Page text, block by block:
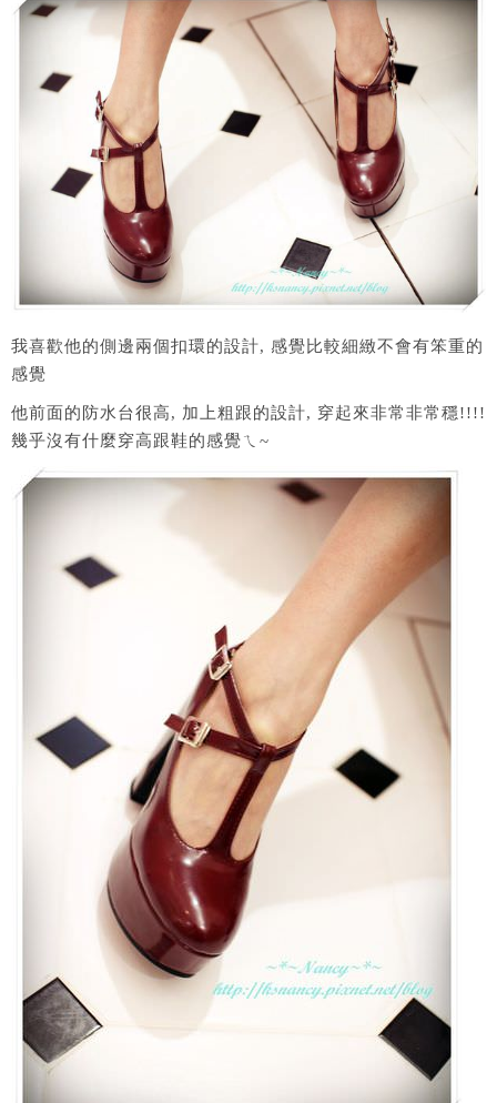
我喜歡他的側邊兩個扣環的設計, 感覺比較細緻不會有笨重的
感覺
他前面的防水台很高, 加上粗跟的設計, 穿起來非常非常穩!!!!
幾乎沒有什麼穿高跟鞋的感覺ㄟ~